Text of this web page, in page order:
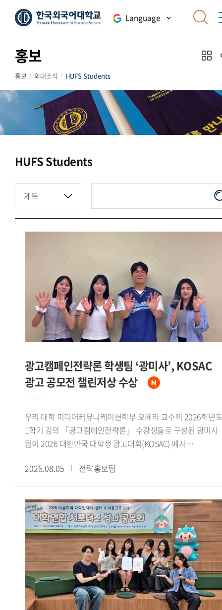
Language
홍보
홍보 외대소식 HUFS Students
HUFS Students
광고캠페인전략론 학생팀 ‘광미사’, KOSAC
광고 공모전 챌린저상 수상
우리 대학 미디어커뮤니케이션학부 오혜라 교수의 2026학년
1학기 강의 「광고캠페인전략론」 수강생들로 구성된 광미사
팀이 2026 대한민국 대학생 광고대회(KOSAC) 에서
는 문화체육관광부가 주최하고 한국광고총연합회가 주관하는
지도교수와 함께 주제에 맞는 광고 캠페인 기획서를 제작해
경쟁한다.삼성화재의 후원으로 열린 이번 대회는 2030세대의
일상에 보험을 더하다 를 주제로 진행됐다. 광미사팀은
수업에서 수행한 팀 프로젝트를 발전시켜 공모전에
출품했으며, 보험 시장이 꾸준히 성장하는 가운데 2030세대의
신규 가입은 감소하고 있다는 점에 주목해 캠페인 전략을
설계했다.광미사팀은 이를 바탕으로 같이, 일상이 되다 라는
캠페인 콘셉트를 제시했다. 보험을 어렵고 복잡하게 인식하는
2030세대가 보다 친근하게 접근할 수 있도록 AI 진단 테스트와
2026.08.05 전략홍보팀